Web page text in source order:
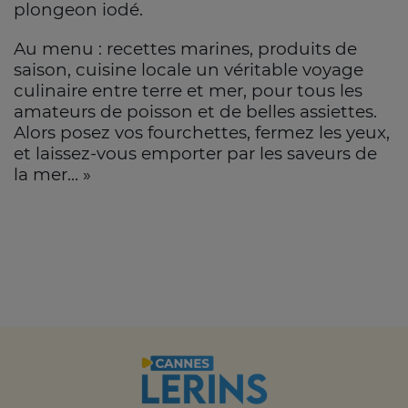
plongeon iodé.
Au menu : recettes marines, produits de
saison, cuisine locale un véritable voyage
culinaire entre terre et mer, pour tous les
amateurs de poisson et de belles assiettes.
Alors posez vos fourchettes, fermez les yeux,
et laissez-vous emporter par les saveurs de
la mer… »